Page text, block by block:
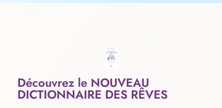
Découvrez le NOUVEAU
DICTIONNAIRE DES RÊVES